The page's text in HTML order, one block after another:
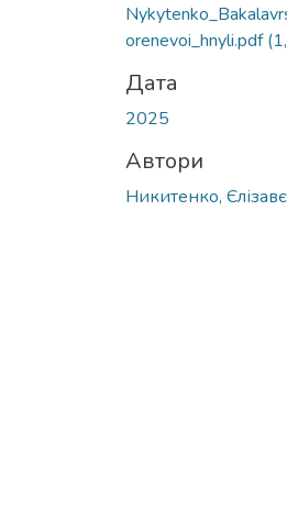
orenevoi_hnyli.pdf
Дата
2025
Автори
Никитенко,